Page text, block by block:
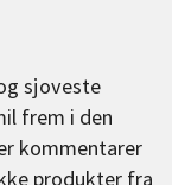
sjoveste
frem i den
kommentarer
produkter fra